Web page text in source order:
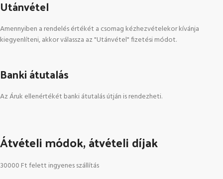
Utánvétel
Amennyiben a rendelés értékét a csomag kézhezvételekor kívánja
kiegyenlíteni, akkor válassza az "Utánvétel" fizetési módot.
Banki átutalás
Az Áruk ellenértékét banki átutalás útján is rendezheti.
Átvételi módok, átvételi díjak
30000 Ft felett ingyenes szállítás